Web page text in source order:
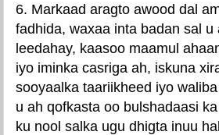
6. Markaad aragto awood dal
fadhida, waxaa inta badan sal
leedahay, kaasoo maamul
iyo iminka casriga ah, iskuna
sooyaalka taariikheed iyo
u ah qofkasta oo bulshadaasi
ku nool salka ugu dhigta inuu